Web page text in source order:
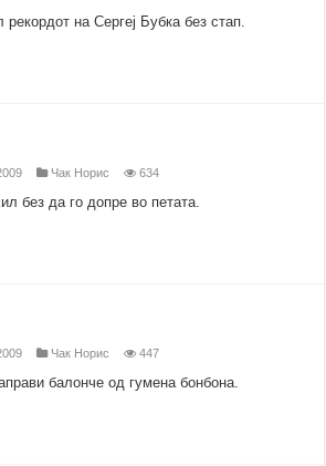
на Сергеј Бубка без стап.
Чак Норис 634
без да го допре во петата.
Чак Норис 447
балонче од гумена бонбона.